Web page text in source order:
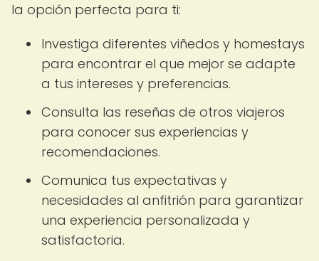
la opción perfecta para ti:
Investiga diferentes viñedos y homestays
para encontrar el que mejor se adapte
a tus intereses y preferencias.
Consulta las reseñas de otros viajeros
para conocer sus experiencias y
recomendaciones.
Comunica tus expectativas y
necesidades al anfitrión para garantizar
una experiencia personalizada y
satisfactoria.